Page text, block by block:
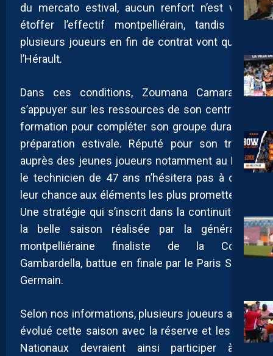
du mercato estival, aucun renfort n’est venu
étoffer l’effectif montpelliérain, tandis que
plusieurs joueurs en fin de contrat vont quitter
l’Hérault.
Dans ces conditions, Zoumana Camara va
s’appuyer sur les ressources de son centre de
formation pour compléter son groupe durant la
préparation estivale. Réputé pour son travail
auprès des jeunes joueurs notamment au PSG,
le technicien de 47 ans n’hésitera pas à offrir
leur chance aux éléments les plus prometteurs.
Une stratégie qui s’inscrit dans la continuité de
la belle saison réalisée par la génération
montpelliéraine finaliste de la Coupe
Gambardella, battue en finale par le Paris Saint-
Germain.
Selon nos informations, plusieurs joueurs ayant
évolué cette saison avec la réserve et les U19
Nationaux devraient ainsi participer à la